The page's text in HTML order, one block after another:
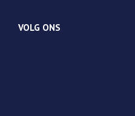
VOLG ONS